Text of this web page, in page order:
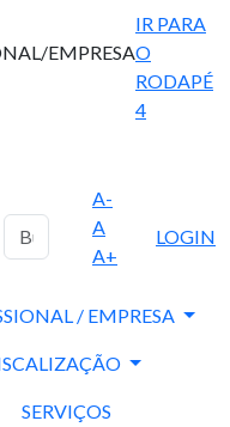
EMPRESA
IR PARA
O
RODAPÉ
4
A-
A
A+
LOGIN
/ EMPRESA
SERVIÇOS